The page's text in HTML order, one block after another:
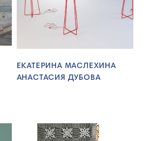
ЕКАТЕРИНА МАСЛЕХИНА
АНАСТАСИЯ ДУБОВА